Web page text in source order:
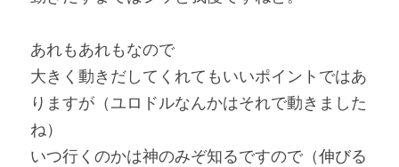
あれもあれもなので
大きく動きだしてくれてもいいポイントではあ
りますが（ユロドルなんかはそれで動きました
ね）
いつ行くのかは神のみぞ知るですので（伸びる